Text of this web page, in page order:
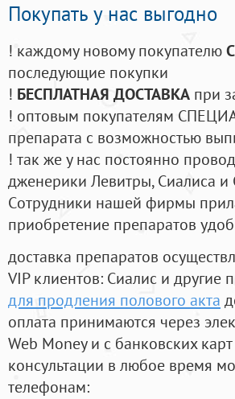
Покупать у нас выгодно
! каждому новому покупателю
последующие покупки
! БЕСПЛАТНАЯ ДОСТАВКА при
! оптовым покупателям
препарата с возможностью
! так же у нас постоянно
дженерики Левитры, Сиалиса
Cотрудники нашей фирмы
приобретение препаратов
доставка препаратов
VIP клиентов: Сиалис и
для продления полового акта
оплата принимаются через
Web Money и с банковских
консультации в любое время
телефонам: